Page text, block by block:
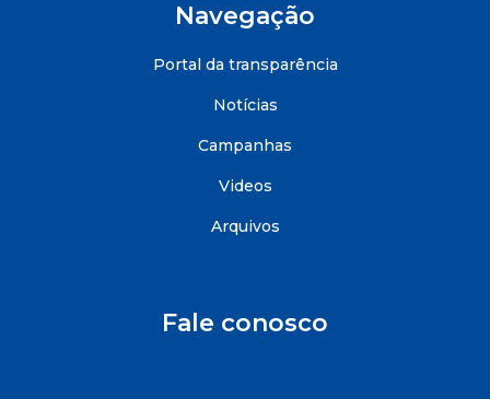
Navegação
Portal da transparência
Notícias
Campanhas
Videos
Arquivos
Fale conosco